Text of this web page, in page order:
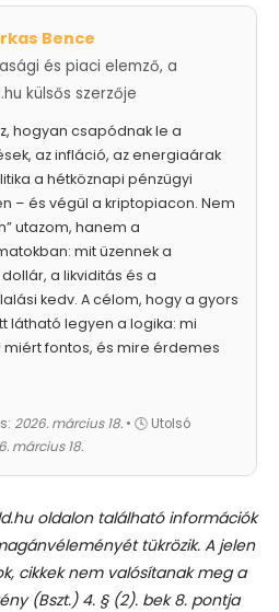
Bence
és piaci elemző, a
külsős szerzője
hogyan csapódnak le a
az infláció, az energiaárak
a hétköznapi pénzügyi
– és végül a kriptopiacon. Nem
utazom, hanem a
mit üzennek a
a likviditás és a
kedv. A célom, hogy a gyors
látható legyen a logika: mi
miért fontos, és mire érdemes
2026. március 18. • 🕓 Utolsó
március 18.
oldalon található információk
tükrözik. A jelen
cikkek nem valósítanak meg a
(Bszt.) 4. § (2). bek 8. pontja